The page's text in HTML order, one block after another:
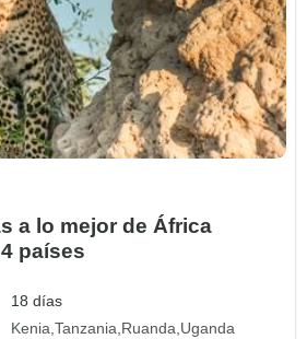
a lo mejor de África
países
18 días
Kenia Tanzania Ruanda Uganda